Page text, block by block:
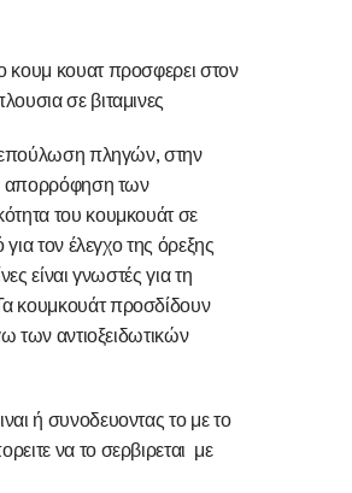
κουατ προσφερει στον
σε βιταμινες
επούλωση πληγών, στην
απορρόφηση των
του κουμκουάτ σε
για τον έλεγχο της όρεξης
είναι γνωστές για τη
κουμκουάτ προσδίδουν
των αντιοξειδωτικών
ή συνοδευοντας το με το
να το σερβιρεται με